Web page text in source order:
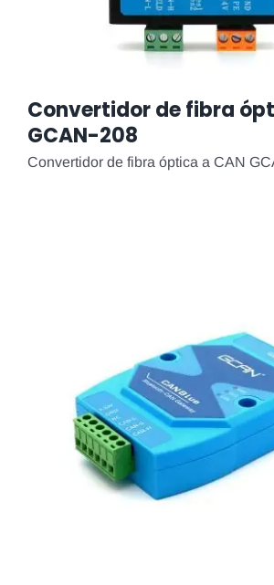
Convertidor de fibra
GCAN-208
Convertidor de fibra óptica a CAN